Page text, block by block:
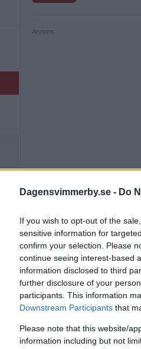
Dagensvimmerby.se - Do
If you wish to opt-out of the
sensitive information for
confirm your selection. Please
continue seeing interest-based
information disclosed to third
further disclosure of your
participants. This information
Downstream Participants that
Please note that this website/
information including but not
Annons:
BLÅLJUS 29 augusti